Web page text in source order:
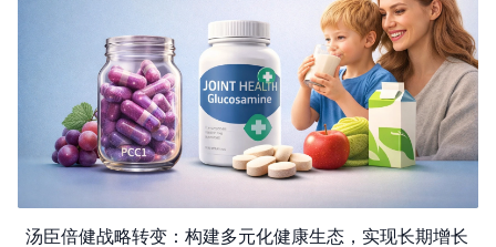
汤臣倍健战略转变：构建多元化健康生态，实现长期增长